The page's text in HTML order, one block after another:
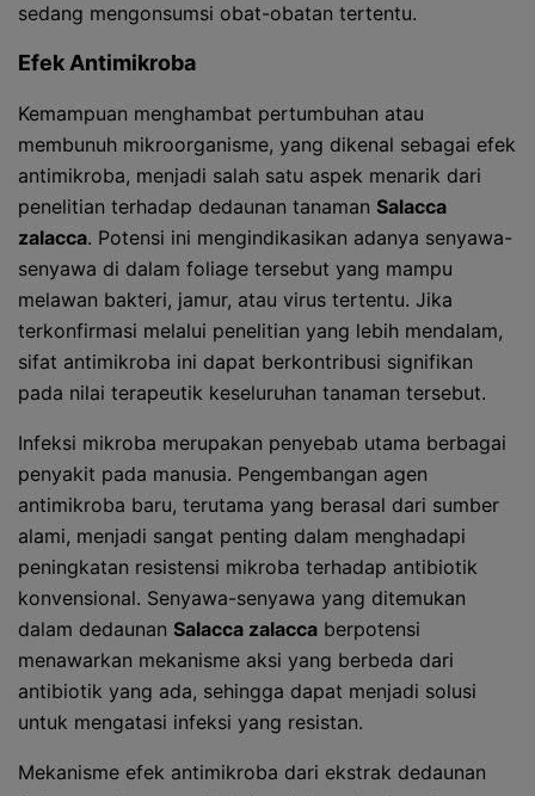
sedang mengonsumsi obat-obatan tertentu.
Efek Antimikroba
Kemampuan menghambat pertumbuhan atau
membunuh mikroorganisme, yang dikenal sebagai efek
antimikroba, menjadi salah satu aspek menarik dari
penelitian terhadap dedaunan tanaman Salacca
zalacca. Potensi ini mengindikasikan adanya senyawa-
senyawa di dalam foliage tersebut yang mampu
melawan bakteri, jamur, atau virus tertentu. Jika
terkonfirmasi melalui penelitian yang lebih mendalam,
sifat antimikroba ini dapat berkontribusi signifikan
pada nilai terapeutik keseluruhan tanaman tersebut.
Infeksi mikroba merupakan penyebab utama berbagai
penyakit pada manusia. Pengembangan agen
antimikroba baru, terutama yang berasal dari sumber
alami, menjadi sangat penting dalam menghadapi
peningkatan resistensi mikroba terhadap antibiotik
konvensional. Senyawa-senyawa yang ditemukan
dalam dedaunan Salacca zalacca berpotensi
menawarkan mekanisme aksi yang berbeda dari
antibiotik yang ada, sehingga dapat menjadi solusi
untuk mengatasi infeksi yang resistan.
Mekanisme efek antimikroba dari ekstrak dedaunan